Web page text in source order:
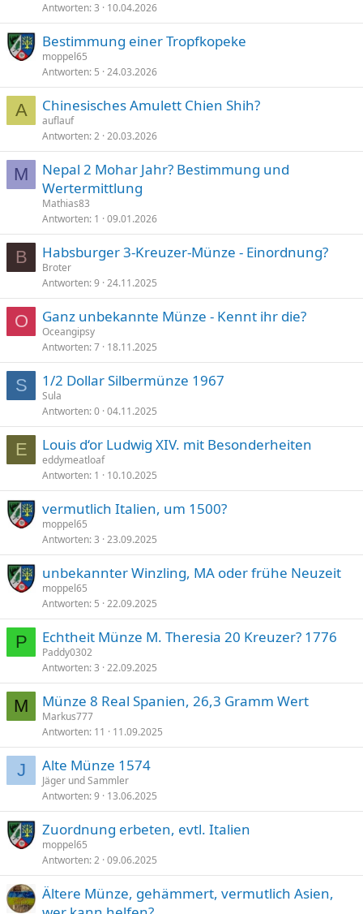
Antworten 3 10.04.2026
Bestimmung einer Tropfkopeke
moppel65
Antworten 5 24.03.2026
A Chinesisches Amulett Chien Shih?
auflauf
Antworten 2 20.03.2026
M
Nepal 2 Mohar Jahr? Bestimmung und
Wertermittlung
Mathias83
Antworten 1 09.01.2026
B Habsburger 3-Kreuzer-Münze - Einordnung?
Broter
Antworten 9 24.11.2025
O Ganz unbekannte Münze - Kennt ihr die?
Oceangipsy
Antworten 7 18.11.2025
S 1/2 Dollar Silbermünze 1967
Sula
Antworten 0 04.11.2025
E Louis d‘or Ludwig XIV. mit Besonderheiten
eddymeatloaf
Antworten 1 10.10.2025
vermutlich Italien, um 1500?
moppel65
Antworten 3 23.09.2025
unbekannter Winzling, MA oder frühe Neuzeit
moppel65
Antworten 5 22.09.2025
P Echtheit Münze M. Theresia 20 Kreuzer? 1776
Paddy0302
Antworten 3 22.09.2025
M Münze 8 Real Spanien, 26,3 Gramm Wert
Markus777
Antworten 11 11.09.2025
J Alte Münze 1574
Jäger und Sammler
Antworten 9 13.06.2025
Zuordnung erbeten, evtl. Italien
moppel65
Antworten 2 09.06.2025
Ältere Münze, gehämmert, vermutlich Asien,